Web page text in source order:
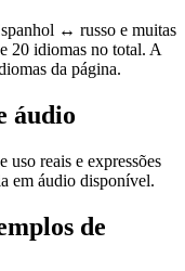
↔ russo e muitas
20 idiomas no total. A
da página.
áudio
reais e expressões
em áudio disponível.
de